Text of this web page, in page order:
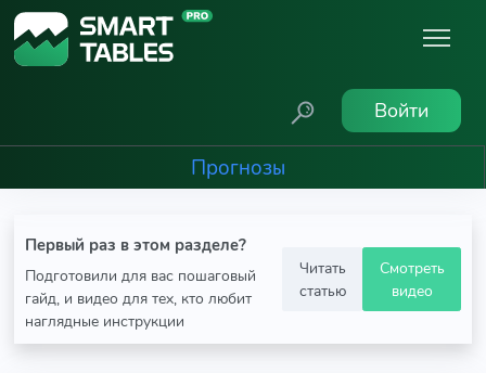
Войти
Прогнозы
Первый раз в этом разделе?
Подготовили для вас пошаговый
гайд, и видео для тех, кто любит
наглядные инструкции
Читать
статью
Смотреть
видео